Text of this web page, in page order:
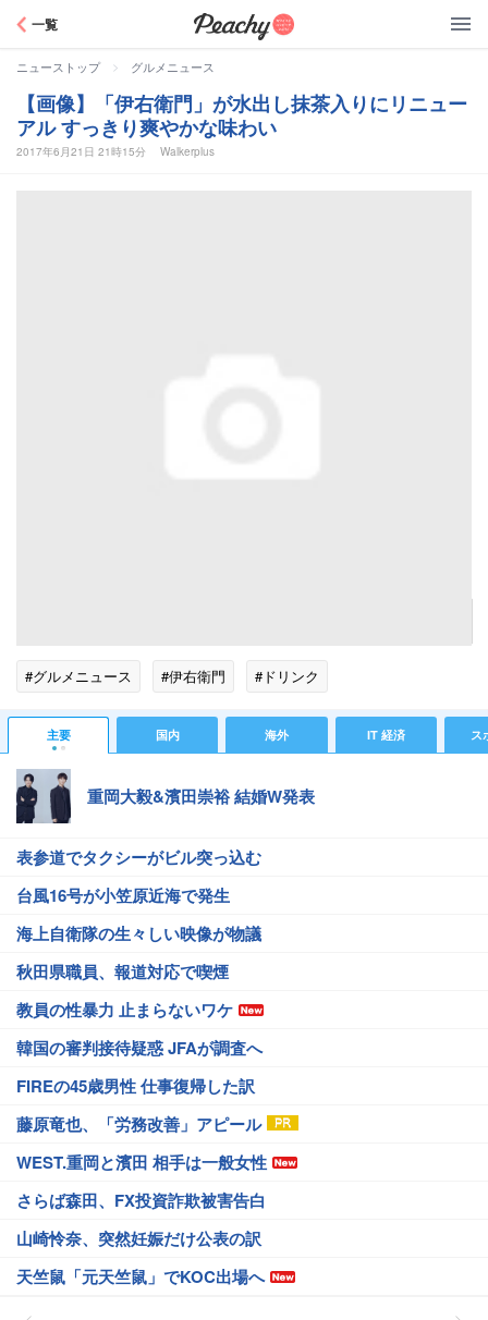
一覧
ニューストップ > グルメニュース
【画像】「伊右衛門」が水出し抹茶入りにリニュー
アル すっきり爽やかな味わい
2017年6月21日 21時15分 Walkerplus
#グルメニュース #伊右衛門 #ドリンク
主要 国内 海外 IT 経済 ス
重岡大毅&濱田崇裕 結婚W発表
表参道でタクシーがビル突っ込む
台風16号が小笠原近海で発生
海上自衛隊の生々しい映像が物議
秋田県職員、報道対応で喫煙
教員の性暴力 止まらないワケ
韓国の審判接待疑惑 JFAが調査へ
FIREの45歳男性 仕事復帰した訳
藤原竜也、「労務改善」アピール
WEST.重岡と濱田 相手は一般女性
さらば森田、FX投資詐欺被害告白
山崎怜奈、突然妊娠だけ公表の訳
天竺鼠「元天竺鼠」でKOC出場へ